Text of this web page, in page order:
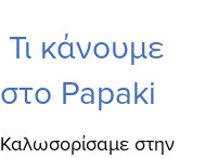
Τι κάνουμε
στο Papaki
Καλωσορίσαμε στην